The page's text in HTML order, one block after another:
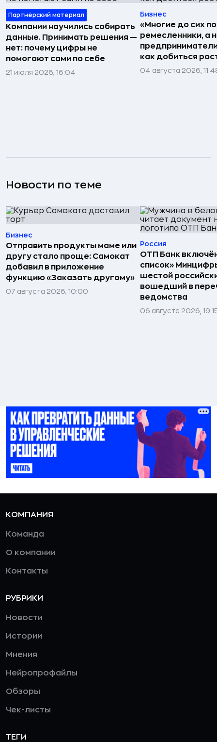
Партнёрский материал
Компании научились собирать
данные. Принимать решения —
нет: почему цифры не
помогают сами по себе
21 июля 2026, 16:04
Бизнес
«Многие до сих
ремесленники, а
как добиться
04 августа 2026,
Новости по теме
Бизнес
Отправить продукты маме или
другу стало проще: Самокат
добавил в приложение
функцию «Заказать другому»
07 августа 2026, 10:00
Россия
ОТП Банк
список»
шестой
вошедший в
ведомства
06 августа 2026,
КОМПАНИЯ
Команда
О компании
Контакты
РУБРИКИ
Новости
Истории
Мнения
Нейропрофайлы
Обзоры
Чек-листы
ТЕГИ